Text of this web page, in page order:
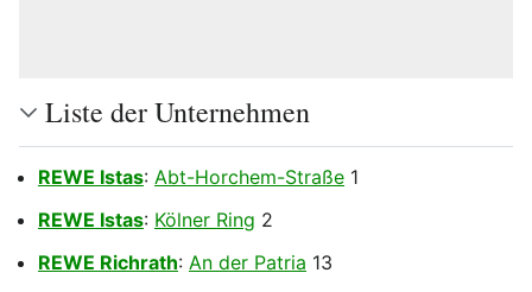
Liste der Unternehmen
REWE Istas: Abt-Horchem-Straße 1
REWE Istas: Kölner Ring 2
REWE Richrath: An der Patria 13